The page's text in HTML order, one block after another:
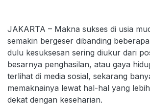
JAKARTA – Makna sukses di usia
semakin bergeser dibanding
dulu kesuksesan sering diukur dari
besarnya penghasilan, atau gaya
terlihat di media sosial, sekarang
memaknainya lewat hal-hal yang
dekat dengan keseharian.